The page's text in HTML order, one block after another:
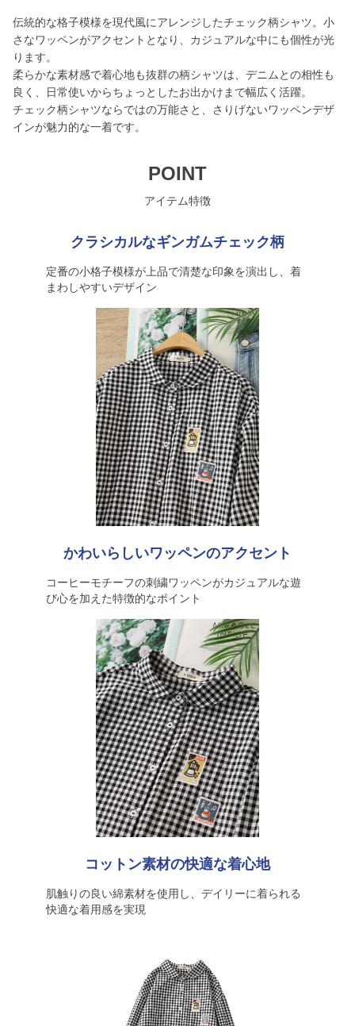
伝統的な格子模様を現代風にアレンジしたチェック柄シャツ。小
さなワッペンがアクセントとなり、カジュアルな中にも個性が光
ります。
柔らかな素材感で着心地も抜群の柄シャツは、デニムとの相性も
良く、日常使いからちょっとしたお出かけまで幅広く活躍。
チェック柄シャツならではの万能さと、さりげないワッペンデザ
インが魅力的な一着です。
POINT
アイテム特徴
クラシカルなギンガムチェック柄
定番の小格子模様が上品で清楚な印象を演出し、着
まわしやすいデザイン
かわいらしいワッペンのアクセント
コーヒーモチーフの刺繍ワッペンがカジュアルな遊
び心を加えた特徴的なポイント
コットン素材の快適な着心地
肌触りの良い綿素材を使用し、デイリーに着られる
快適な着用感を実現